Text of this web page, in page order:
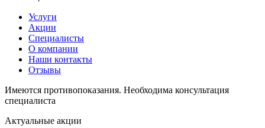
Услуги
Акции
Специалисты
О компании
Наши контакты
Отзывы
Имеются противопоказания. Необходима консультация
специалиста
Актуальные акции